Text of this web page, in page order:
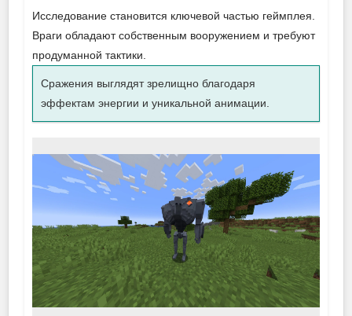
Исследование становится ключевой частью геймплея.
Враги обладают собственным вооружением и требуют
продуманной тактики.
Сражения выглядят зрелищно благодаря
эффектам энергии и уникальной анимации.